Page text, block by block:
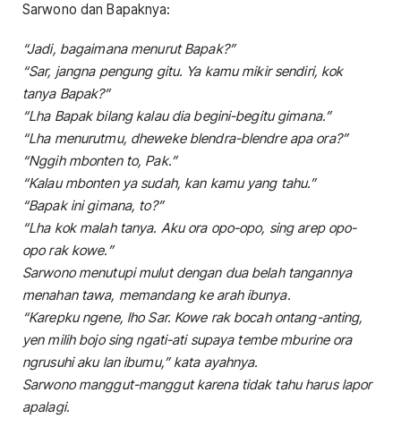
Sarwono dan Bapaknya:
“Jadi, bagaimana menurut Bapak?”
“Sar, jangna pengung gitu. Ya kamu mikir sendiri, kok
tanya Bapak?”
“Lha Bapak bilang kalau dia begini-begitu gimana.”
“Lha menurutmu, dheweke blendra-blendre apa ora?”
“Nggih mbonten to, Pak.”
“Kalau mbonten ya sudah, kan kamu yang tahu.”
“Bapak ini gimana, to?”
“Lha kok malah tanya. Aku ora opo-opo, sing arep opo-
opo rak kowe.”
Sarwono menutupi mulut dengan dua belah tangannya
menahan tawa, memandang ke arah ibunya.
“Karepku ngene, lho Sar. Kowe rak bocah ontang-anting,
yen milih bojo sing ngati-ati supaya tembe mburine ora
ngrusuhi aku lan ibumu,” kata ayahnya.
Sarwono manggut-manggut karena tidak tahu harus lapor
apalagi.